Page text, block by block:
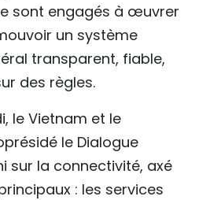
sont engagés à œuvrer
un système
transparent, fiable,
des règles.
le Vietnam et le
le Dialogue
sur la connectivité, axé
: les services